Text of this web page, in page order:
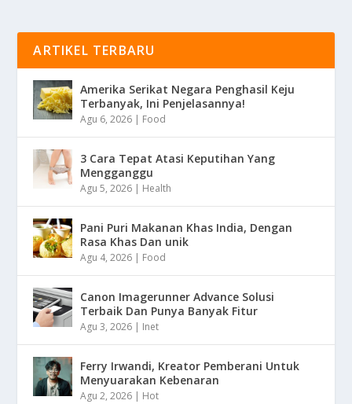
ARTIKEL TERBARU
Amerika Serikat Negara Penghasil Keju
Terbanyak, Ini Penjelasannya!
Agu 6, 2026 | Food
3 Cara Tepat Atasi Keputihan Yang
Mengganggu
Agu 5, 2026 | Health
Pani Puri Makanan Khas India, Dengan
Rasa Khas Dan unik
Agu 4, 2026 | Food
Canon Imagerunner Advance Solusi
Terbaik Dan Punya Banyak Fitur
Agu 3, 2026 | Inet
Ferry Irwandi, Kreator Pemberani Untuk
Menyuarakan Kebenaran
Agu 2, 2026 | Hot